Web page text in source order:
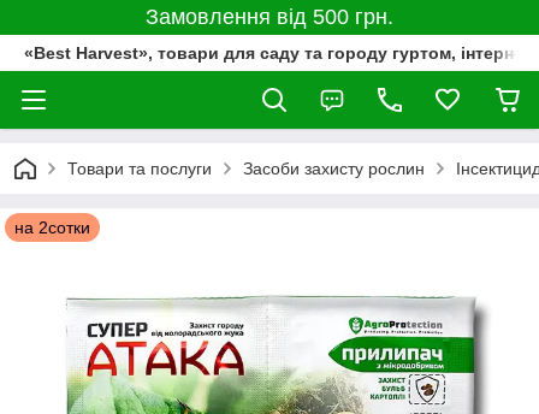
Замовлення від 500 грн.
«Best Harvest», товари для саду та городу гуртом,
Товари та послуги Засоби захисту рослин
на 2сотки